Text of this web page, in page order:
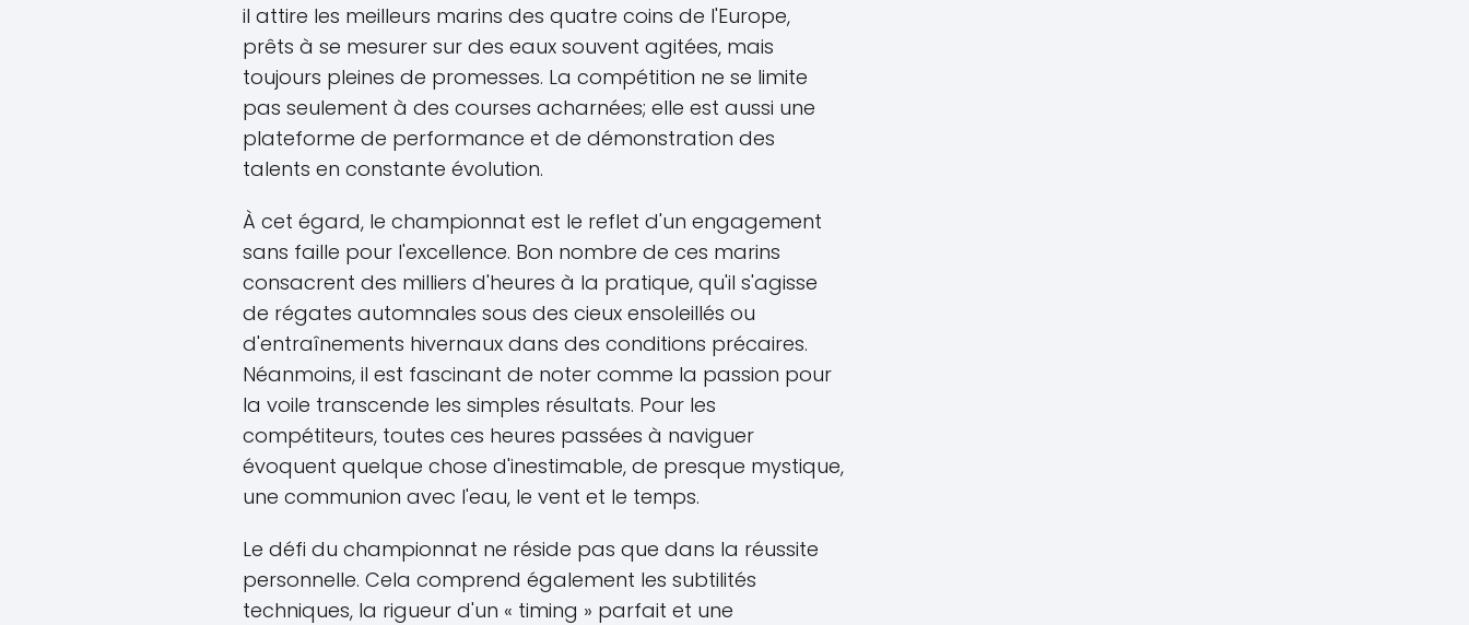
il attire les meilleurs marins des quatre coins de l'Europe,
prêts à se mesurer sur des eaux souvent agitées, mais
toujours pleines de promesses. La compétition ne se limite
pas seulement à des courses acharnées; elle est aussi une
plateforme de performance et de démonstration des
talents en constante évolution.
À cet égard, le championnat est le reflet d'un engagement
sans faille pour l'excellence. Bon nombre de ces marins
consacrent des milliers d'heures à la pratique, qu'il s'agisse
de régates automnales sous des cieux ensoleillés ou
d'entraînements hivernaux dans des conditions précaires.
Néanmoins, il est fascinant de noter comme la passion pour
la voile transcende les simples résultats. Pour les
compétiteurs, toutes ces heures passées à naviguer
évoquent quelque chose d'inestimable, de presque mystique,
une communion avec l'eau, le vent et le temps.
Le défi du championnat ne réside pas que dans la réussite
personnelle. Cela comprend également les subtilités
techniques, la rigueur d'un « timing » parfait et une